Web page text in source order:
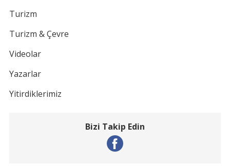
Turizm
Turizm & Çevre
Videolar
Yazarlar
Yitirdiklerimiz
Bizi Takip Edin